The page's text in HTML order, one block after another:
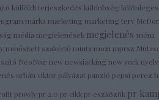
külföldi terjeszkedés különbség különleges
márka marketing marketing terv
média megjelenések megjelenés mém
minősített szakértő minta mozi mprsz
NeoNoirnewnewsjacking new york
orbán viktorpályázat panzió pepsi perez
prowlypr 2.0 pr cikk pr eszközök pr